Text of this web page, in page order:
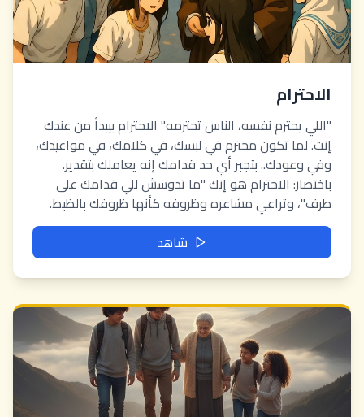
الاحترام
"اللي يحترم نفسه، الناس تحترمه" الاحترام بيبدأ من عندك
إنت. لما تكون محترم في لبسك، في كلامك، في مواعيدك،
وفي وعودك.. بتجبر أي حد قدامك إنه يعاملك بتقدير.
باختصار: الاحترام هو إنك "ما تدوسش للي قدامك على
طرف"، وتراعي مشاعره وظروفه كأنها ظروفك بالظبط.
شاهد